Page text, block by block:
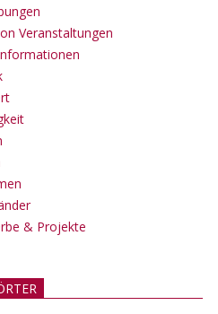
Veranstaltungen
& Projekte